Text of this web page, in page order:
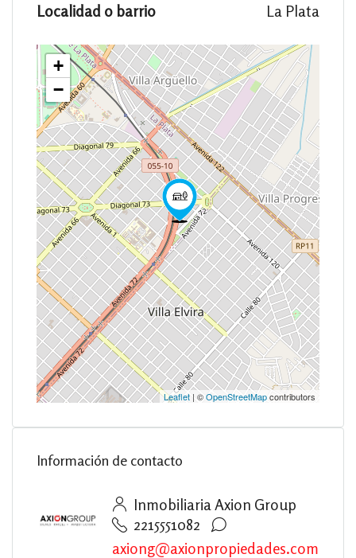
Localidad o barrio
La Plata
+
−
Leaflet | ©OpenStreetMapcontributors
Información de contacto
Inmobiliaria Axion Group
2215551082
axiong@axionpropiedades.com